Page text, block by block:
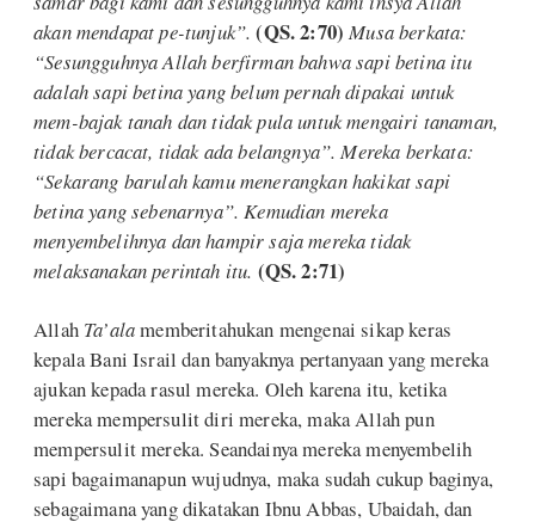
akan mendapat pe-tunjuk”.(QS. 2:70) Musa berkata:
“Sesungguhnya Allah berfirman bahwa sapi betina itu
adalah sapi betina yang belum pernah dipakai untuk
mem-bajak tanah dan tidak pula untuk mengairi tanaman,
tidak bercacat, tidak ada belangnya”. Mereka berkata:
“Sekarang barulah kamu menerangkan hakikat sapi
betina yang sebenarnya”. Kemudian mereka
menyembelihnya dan hampir saja mereka tidak
melaksanakan perintah itu. (QS. 2:71)
Allah Ta’alamemberitahukan mengenai sikap keras
kepala Bani Israil dan banyaknya pertanyaan yang mereka
ajukan kepada rasul mereka. Oleh karena itu, ketika
mereka mempersulit diri mereka, maka Allah pun
mempersulit mereka. Seandainya mereka menyembelih
sapi bagaimanapun wujudnya, maka sudah cukup baginya,
sebagaimana yang dikatakan Ibnu Abbas, Ubaidah, dan